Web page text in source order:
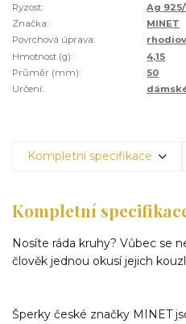
Ryzost:
Ag
Značka:
MINET
Povrchová úprava:
Hmotnost (g):
4,15
Průměr (mm):
50
Určení:
Kompletní specifikace
Kompletní
Nosíte ráda kruhy? Vůbec se
člověk jednou okusí jejich
Šperky české značky MINET